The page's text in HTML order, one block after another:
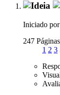
Iniciado por
247 Páginas
1 2 3